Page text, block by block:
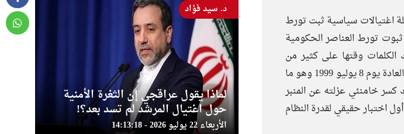
اغتيالات سياسية ثبت تورط
تورط العناصر الحكومية
الكلمات وقتها على كثير من
المراقبين الداخليين وعلى الرأي العام الذي انفجر في مظاهرات عارمة بدأت من جامعة طهران كالعادة يوم 8 يوليو 1999 وهو ما
خامنئي عزلته عن المنبر
اختبار حقيقي لقدرة النظام
لماذا يقول عراقجي إن الثغرة الأمنية
حول اغتيال المرشد لم تسد بعد؟!
الأربعاء 22 يوليو 2026 - 14:13:18
د. سيد فؤاد